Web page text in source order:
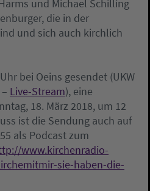
und Michael Schilling
die in der
und sich auch kirchlich
bei Oeins gesendet (UKW
Live-Stream), eine
18. März 2018, um 12
ist die Sendung auch auf
als Podcast zum
www.kirchenradio-
sie-haben-die-